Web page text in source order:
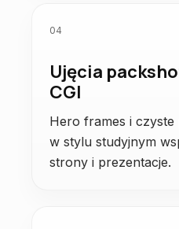
04
Ujęcia
CGI
Hero frames i
w stylu studyjnym
strony i prezentacje.